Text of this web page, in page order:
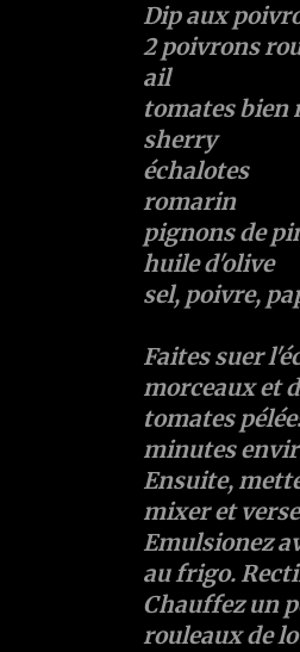
Dip aux
2 poivrons
ail
tomates bien
sherry
échalotes
romarin
pignons de
huile d'olive
sel, poivre,
Faites suer
morceaux et
tomates
minutes
Ensuite,
mixer et
Emulsionez
au frigo.
Chauffez un
rouleaux de